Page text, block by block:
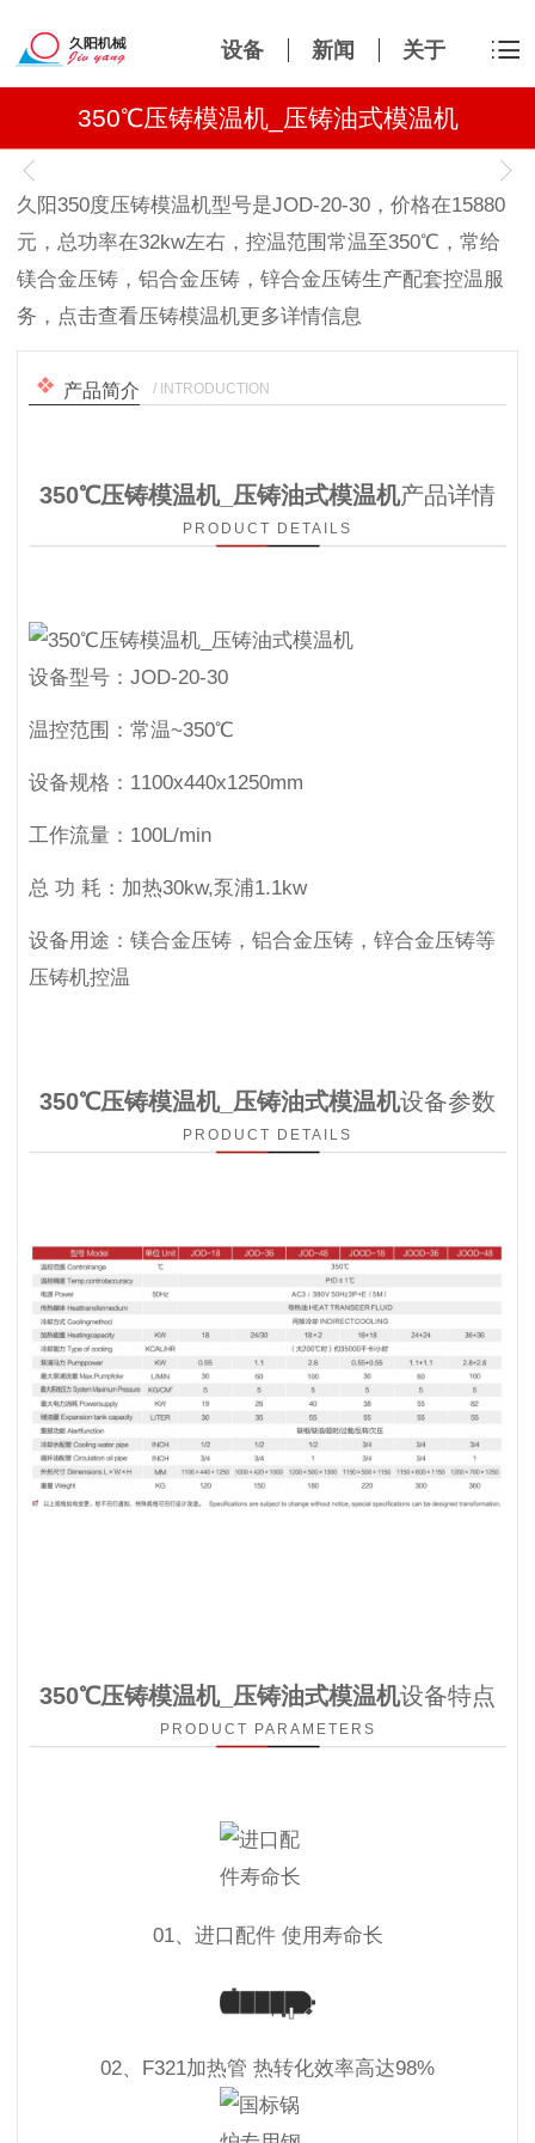
设备 新闻 关于
350℃压铸模温机_压铸油式模温机
1/1
久阳350度压铸模温机型号是JOD-20-30，价格在15880
元，总功率在32kw左右，控温范围常温至350℃，常给
镁合金压铸，铝合金压铸，锌合金压铸生产配套控温服
务，点击查看压铸模温机更多详情信息
产品简介 / INTRODUCTION
350℃压铸模温机_压铸油式模温机产品详情
PRODUCT DETAILS
设备型号： JOD-20-30
温控范围： 常温~350℃
设备规格： 1100x440x1250mm
工作流量： 100L/min
总 功 耗： 加热30kw,泵浦1.1kw
设备用途： 镁合金压铸，铝合金压铸，锌合金压铸等
压铸机控温
350℃压铸模温机_压铸油式模温机设备参数
PRODUCT DETAILS
350℃压铸模温机_压铸油式模温机设备特点
PRODUCT PARAMETERS
01、进口配件 使用寿命长
02、F321加热管 热转化效率高达98%